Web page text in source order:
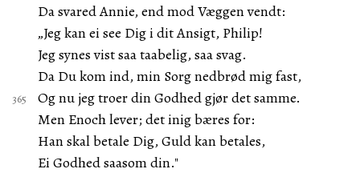
Da svared Annie, end mod Væggen vendt:
„Jeg kan ei see Dig i dit Ansigt, Philip!
Jeg synes vist saa taabelig, saa svag.
Da Du kom ind, min Sorg nedbrød mig fast,
Og nu jeg troer din Godhed gjør det samme.
Men Enoch lever; det inig bæres for:
Han skal betale Dig, Guld kan betales,
Ei Godhed saasom din."